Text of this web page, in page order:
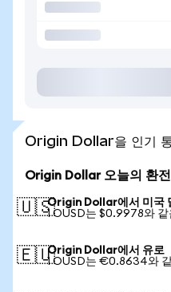
Origin Dollar을 인기 통
Origin Dollar 오늘의 환
🇺🇸Origin Dollar에서 미국
1 OUSD는 $0.9978와 같
🇪🇺Origin Dollar에서 유로
1 OUSD는 €0.8634와